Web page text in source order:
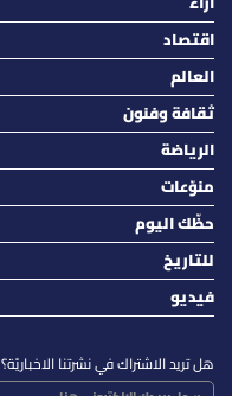
اقتصاد
العالم
ثقافة وفنون
الرياضة
منوّعات
حظّك اليوم
للتاريخ
فيديو
هل تريد الاشتراك في نشرتنا الاخباريّة؟